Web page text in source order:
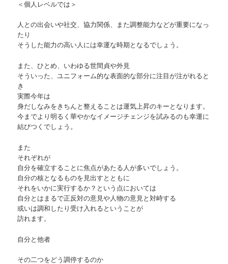
＜個人レベルでは＞
人との出会いや社交、協力関係、また調整能力などが重要になっ
たり
そうした能力の高い人には幸運な時期となるでしょう。
また、ひとめ、いわゆる世間貞や外見
そういった、ユニフォーム的な表面的な部分に注目が注がれると
き
実際今年は
身だしなみをきちんと整えることは運気上昇のキーとなります。
今までより明るく華やかなイメージチェンジを試みるのも幸運に
結びつくでしょう。
また
それぞれが
自分を確立することに焦点があたる人が多いでしょう。
自分の核となるものを見出すとともに
それをいかに実行するか？という点においては
自分とはまるで正反対の意見や人物の意見と対峙する
或いは調和したり受け入れるということが
訪れます。
自分と他者
その二つをどう調停するのか